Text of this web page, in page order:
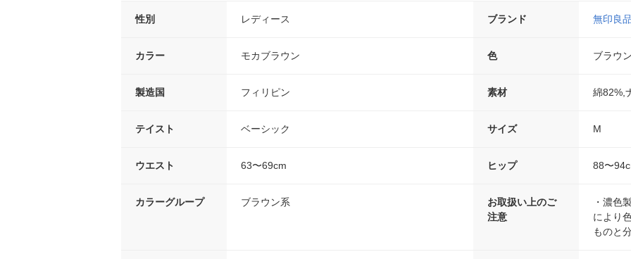
性別 レディース ブランド 無印良
カラー モカブラウン 色 ブラウ
製造国 フィリピン 素材 綿82%,
テイスト ベーシック サイズ M
ウエスト 63〜69cm ヒップ 88〜
カラーグループ ブラウン系
お取扱い上のご
注意
・濃色
により
ものと